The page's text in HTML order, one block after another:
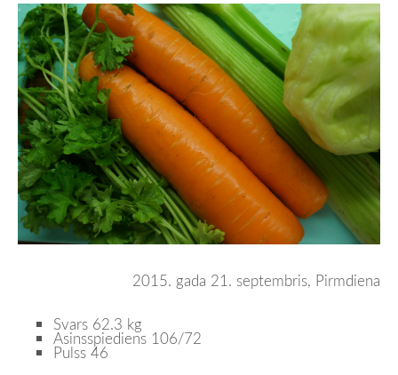
2015. gada 21. septembris, Pirmdiena
Svars 62.3 kg
Asinsspiediens 106/72
Pulss 46